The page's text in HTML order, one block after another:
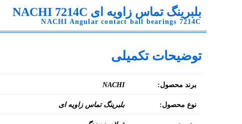
بلبرینگ تماس زاویه ای NACHI 7214C
NACHI Angular contact ball bearings 7214C
توضیحات تکمیلی
برند محصول: NACHI
نوع محصول: بلبرینگ تماس زاویه ای